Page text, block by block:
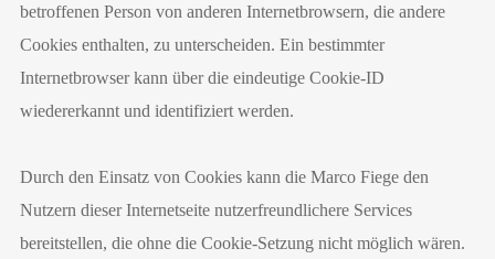
betroffenen Person von anderen Internetbrowsern, die andere
Cookies enthalten, zu unterscheiden. Ein bestimmter
Internetbrowser kann über die eindeutige Cookie-ID
wiedererkannt und identifiziert werden.
Durch den Einsatz von Cookies kann die Marco Fiege den
Nutzern dieser Internetseite nutzerfreundlichere Services
bereitstellen, die ohne die Cookie-Setzung nicht möglich wären.